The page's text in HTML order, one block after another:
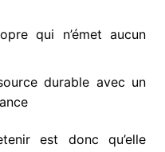
qui n’émet aucun
durable avec un
est donc qu’elle